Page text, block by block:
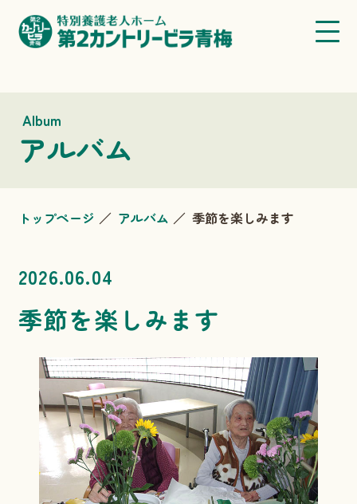
Album
アルバム
トップページ アルバム 季節を楽しみます
2026.06.04
季節を楽しみます